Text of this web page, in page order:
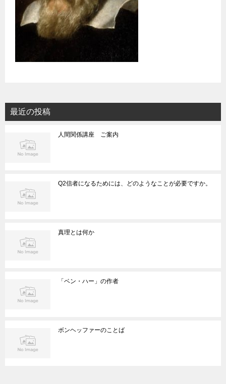
最近の投稿
人間関係講座 ご案内
Q2信者になるためには、どのようなことが必要ですか。
真理とは何か
「ベン・ハー」の作者
ボンヘッファーのことば